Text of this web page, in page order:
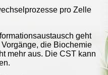
pro Zelle
geht
die Biochemie
mehr aus. Die CST kann